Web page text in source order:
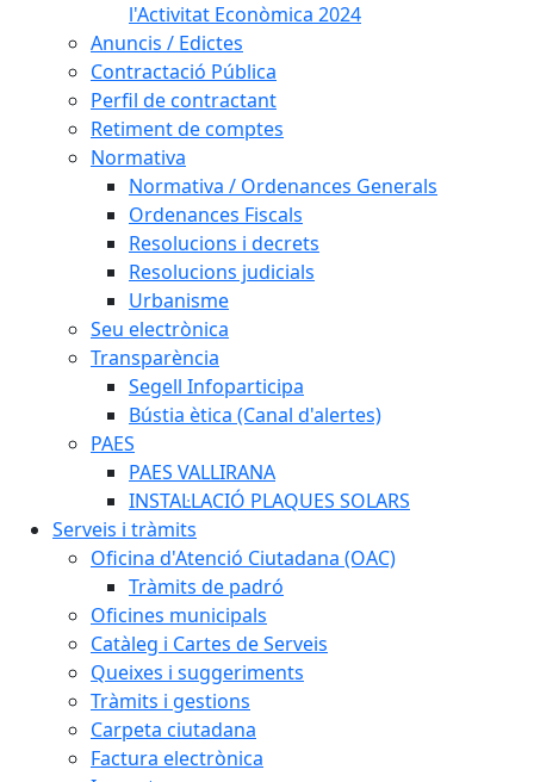
l'Activitat Econòmica 2024
Anuncis / Edictes
Contractació Pública
Perfil de contractant
Retiment de comptes
Normativa
Normativa / Ordenances Generals
Ordenances Fiscals
Resolucions i decrets
Resolucions judicials
Urbanisme
Seu electrònica
Transparència
Segell Infoparticipa
Bústia ètica (Canal d'alertes)
PAES
PAES VALLIRANA
INSTAL·LACIÓ PLAQUES SOLARS
Serveis i tràmits
Oficina d'Atenció Ciutadana (OAC)
Tràmits de padró
Oficines municipals
Catàleg i Cartes de Serveis
Queixes i suggeriments
Tràmits i gestions
Carpeta ciutadana
Factura electrònica